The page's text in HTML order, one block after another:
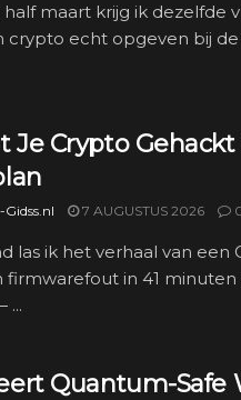
half maart krijg ik dezelfde
crypto echt opgeven bij de
Je Crypto
7 AUGUSTUS 2026
las ik het verhaal van
firmwarefout in 41 minuten
...
Quantum-Safe